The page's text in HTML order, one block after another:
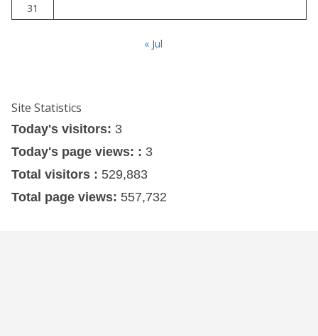
31
« Jul
Site Statistics
Today's visitors: 3
Today's page views: : 3
Total visitors : 529,883
Total page views: 557,732